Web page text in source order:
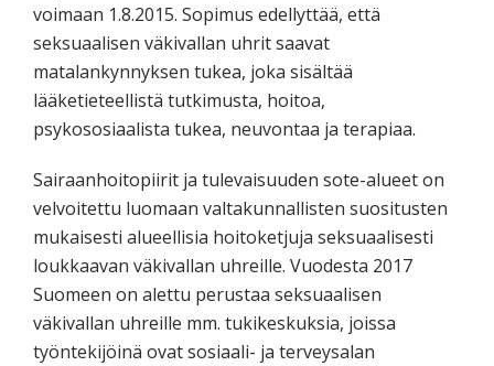
voimaan 1.8.2015. Sopimus edellyttää, että
seksuaalisen väkivallan uhrit saavat
matalankynnyksen tukea, joka sisältää
lääketieteellistä tutkimusta, hoitoa,
psykososiaalista tukea, neuvontaa ja terapiaa.
Sairaanhoitopiirit ja tulevaisuuden sote-alueet on
velvoitettu luomaan valtakunnallisten suositusten
mukaisesti alueellisia hoitoketjuja seksuaalisesti
loukkaavan väkivallan uhreille. Vuodesta 2017
Suomeen on alettu perustaa seksuaalisen
väkivallan uhreille mm. tukikeskuksia, joissa
työntekijöinä ovat sosiaali- ja terveysalan